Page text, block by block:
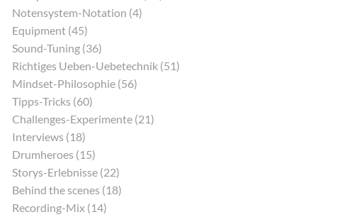
Notensystem-Notation (4)
Equipment (45)
Sound-Tuning (36)
Richtiges Ueben-Uebetechnik (51)
Mindset-Philosophie (56)
Tipps-Tricks (60)
Challenges-Experimente (21)
Interviews (18)
Drumheroes (15)
Storys-Erlebnisse (22)
Behind the scenes (18)
Recording-Mix (14)